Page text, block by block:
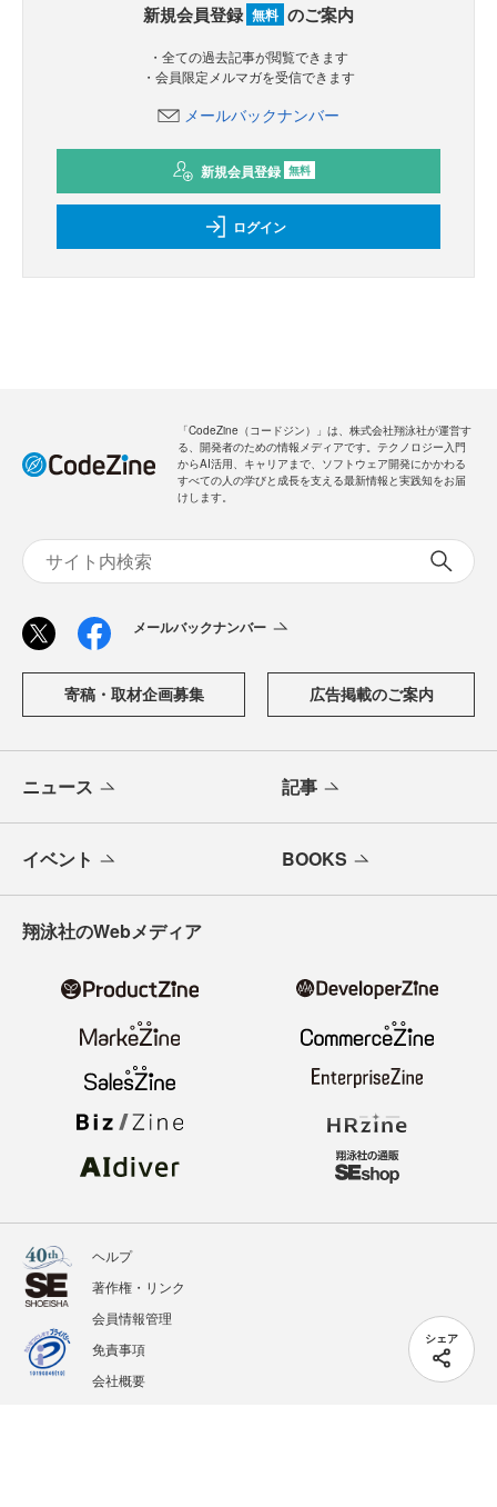
シェア
新規会員登録 無料 のご案内
・全ての過去記事が閲覧できます
・会員限定メルマガを受信できます
メールバックナンバー
新規会員登録 無料
ログイン
「CodeZine（コードジン）」は、株式会社翔泳社が運営す
る、開発者のための情報メディアです。テクノロジー入門
からAI活用、キャリアまで、ソフトウェア開発にかかわる
すべての人の学びと成長を支える最新情報と実践知をお届
けします。
メールバックナンバー
寄稿・取材企画募集 広告掲載のご案内
ニュース 記事
イベント BOOKS
翔泳社のWebメディア
ヘルプ
著作権・リンク
会員情報管理
免責事項
会社概要